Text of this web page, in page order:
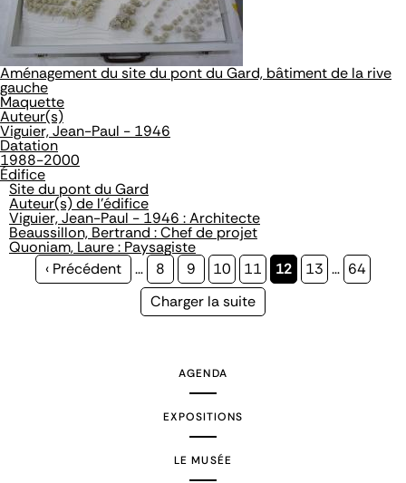
Aménagement du site du pont du Gard, bâtiment de la rive
gauche
Maquette
Auteur(s)
Viguier, Jean-Paul - 1946
Datation
1988-2000
Édifice
Site du pont du Gard
Auteur(s) de l'édifice
Viguier, Jean-Paul - 1946 : Architecte
Beaussillon, Bertrand : Chef de projet
Quoniam, Laure : Paysagiste
Page
‹ Précédent … Page
8 Page
9 Page
10 Page
11
Page
12 Page
13 … Page
64
Page
Charger la suite
AGENDA
EXPOSITIONS
LE MUSÉE